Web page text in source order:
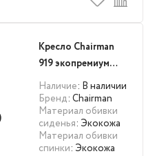
Кресло Chairman
919 экопремиум
черный
(CH7107520)
Наличие: В наличии
Бренд: Chairman
Материал обивки
сиденья: Экокожа
Материал обивки
спинки: Экокожа